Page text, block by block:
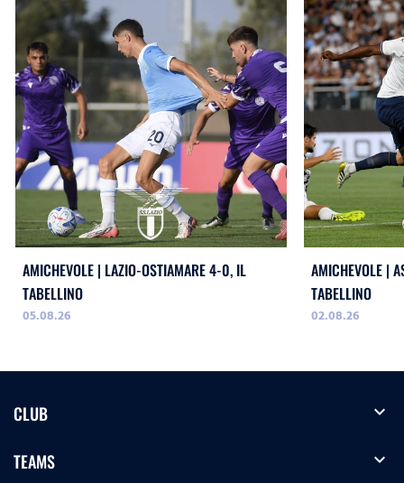
AMICHEVOLE | LAZIO-OSTIAMARE 4-0, IL
TABELLINO
05.08.26
AMICHEVOLE |
TABELLINO
02.08.26
CLUB expand_more
TEAMS expand_more